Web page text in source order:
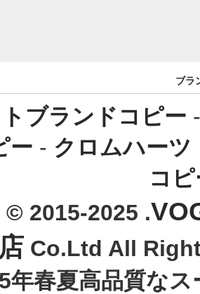
ブラ
ブランドコピー
ー - クロムハーツ
コ
2015-2025 .
Co.Ltd All
年春夏高品質な